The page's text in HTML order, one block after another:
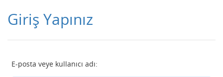
Giriş Yapınız
E-posta veye kullanıcı adı: